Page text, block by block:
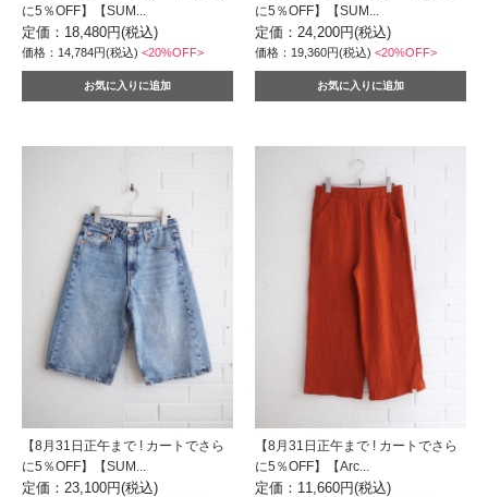
に5％OFF】【SUM...
定価：18,480円(税込)
価格：14,784円(税込) <20%OFF>
に5％OFF】【SUM...
定価：24,200円(税込)
価格：19,360円(税込)<20%OFF>
【8月31日正午まで ! カートでさら
に5％OFF】【SUM...
定価：23,100円(税込)
【8月31日正午まで ! カートでさら
に5％OFF】【Arc...
定価：11,660円(税込)